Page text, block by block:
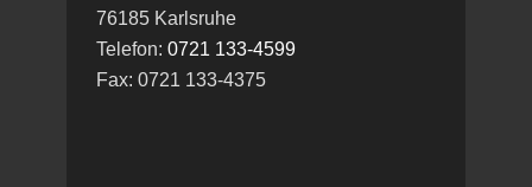
76185 Karlsruhe
Telefon:0721 133-4599
Fax: 0721 133-4375